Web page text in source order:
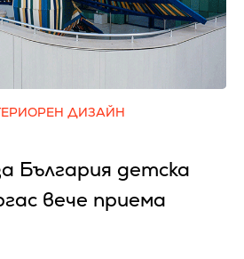
ДИЗАЙН
България детска
вече приема